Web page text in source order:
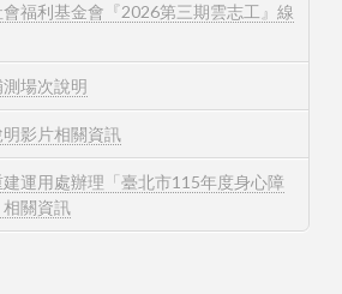
福利基金會『2026第三期雲志工』線
測場次說明
影片相關資訊
運用處辦理「臺北市115年度身心障
關資訊